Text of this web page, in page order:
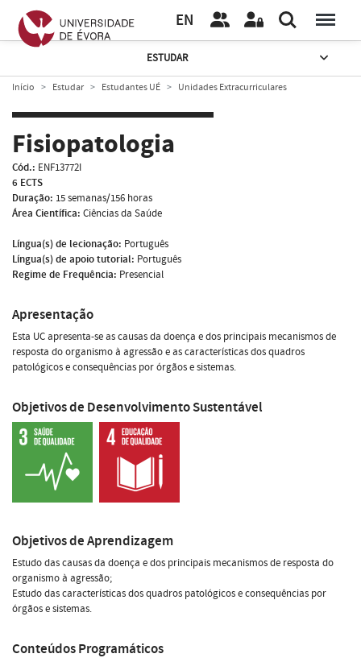
EN
ESTUDAR
Início Estudar Estudantes UÉ Unidades Extracurriculares
Fisiopatologia
Cód.: ENF13772I
6 ECTS
Duração: 15 semanas/156 horas
Área Científica: Ciências da Saúde
Língua(s) de lecionação: Português
Língua(s) de apoio tutorial: Português
Regime de Frequência: Presencial
Apresentação
Esta UC apresenta-se as causas da doença e dos principais mecanismos de
resposta do organismo à agressão e as características dos quadros
patológicos e consequências por órgãos e sistemas.
Objetivos de Desenvolvimento Sustentável
Objetivos de Aprendizagem
Estudo das causas da doença e dos principais mecanismos de resposta do
organismo à agressão;
Estudo das características dos quadros patológicos e consequências por
órgãos e sistemas.
Conteúdos Programáticos